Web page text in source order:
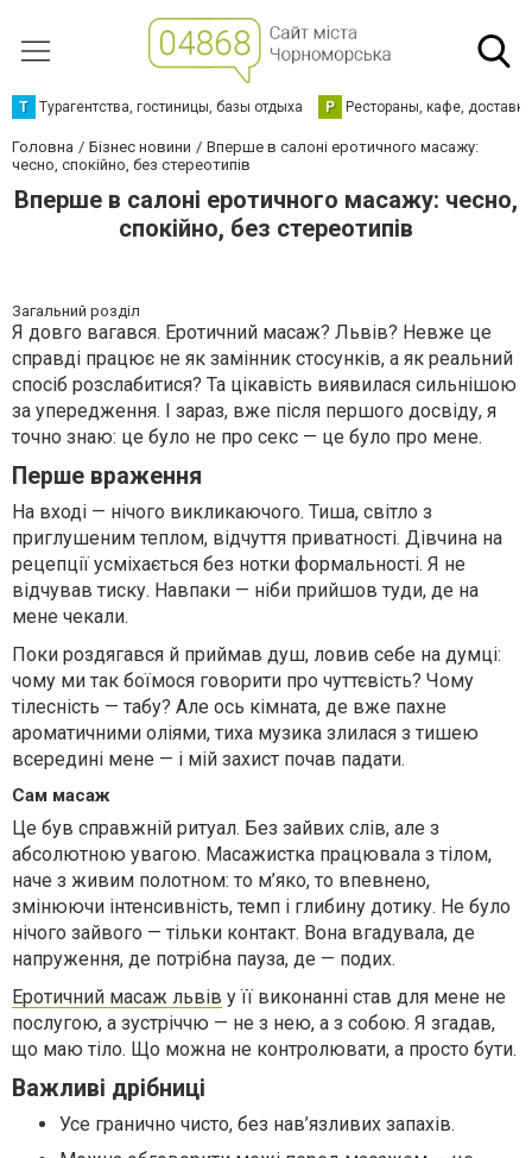
Т Турагентства, гостиницы, базы отдыха Р Рестораны, кафе,
Головна Бізнес новини
Вперше в салоні еротичного масажу:
чесно, спокійно, без стереотипів
Вперше в салоні еротичного масажу: чесно,
спокійно, без стереотипів
Загальний розділ
Я довго вагався. Еротичний масаж? Львів? Невже це
справді працює не як замінник стосунків, а як реальний
спосіб розслабитися? Та цікавість виявилася сильнішою
за упередження. І зараз, вже після першого досвіду, я
точно знаю: це було не про секс — це було про мене.
Перше враження
На вході — нічого викликаючого. Тиша, світло з
приглушеним теплом, відчуття приватності. Дівчина на
рецепції усміхається без нотки формальності. Я не
відчував тиску. Навпаки — ніби прийшов туди, де на
мене чекали.
Поки роздягався й приймав душ, ловив себе на думці:
чому ми так боїмося говорити про чуттєвість? Чому
тілесність — табу? Але ось кімната, де вже пахне
ароматичними оліями, тиха музика злилася з тишею
всередині мене — і мій захист почав падати.
Сам масаж
Це був справжній ритуал. Без зайвих слів, але з
абсолютною увагою. Масажистка працювала з тілом,
наче з живим полотном: то м’яко, то впевнено,
змінюючи інтенсивність, темп і глибину дотику. Не було
нічого зайвого — тільки контакт. Вона вгадувала, де
напруження, де потрібна пауза, де — подих.
Еротичний масаж львів у її виконанні став для мене не
послугою, а зустріччю — не з нею, а з собою. Я згадав,
що маю тіло. Що можна не контролювати, а просто бути.
Важливі дрібниці
Усе гранично чисто, без нав’язливих запахів.